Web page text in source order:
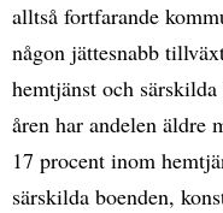
alltså fortfarande
någon jättesnabb
hemtjänst och
åren har andelen
17 procent inom
särskilda boenden,